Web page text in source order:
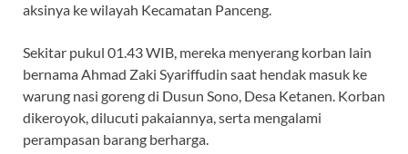
aksinya ke wilayah Kecamatan Panceng.
Sekitar pukul 01.43 WIB, mereka menyerang korban lain
bernama Ahmad Zaki Syariffudin saat hendak masuk ke
warung nasi goreng di Dusun Sono, Desa Ketanen. Korban
dikeroyok, dilucuti pakaiannya, serta mengalami
perampasan barang berharga.